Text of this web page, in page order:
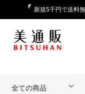
新規5千円で送料